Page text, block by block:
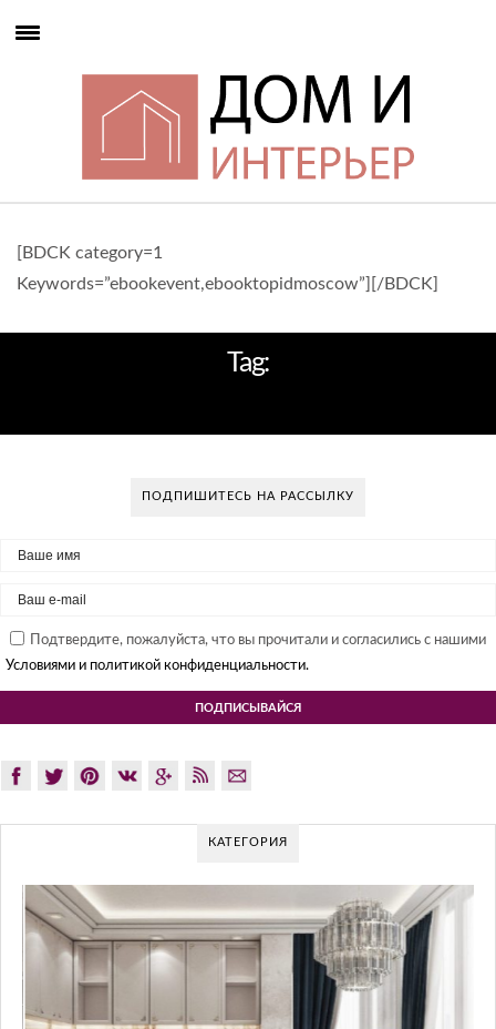
[BDCK category=1
Keywords=”ebookevent,ebooktopidmoscow”][/BDCK]
Tag:
ПОДПИШИТЕСЬ НА РАССЫЛКУ
Подтвердите, пожалуйста, что вы прочитали и согласились с нашими
Условиями и политикой конфиденциальности.
КАТЕГОРИЯ